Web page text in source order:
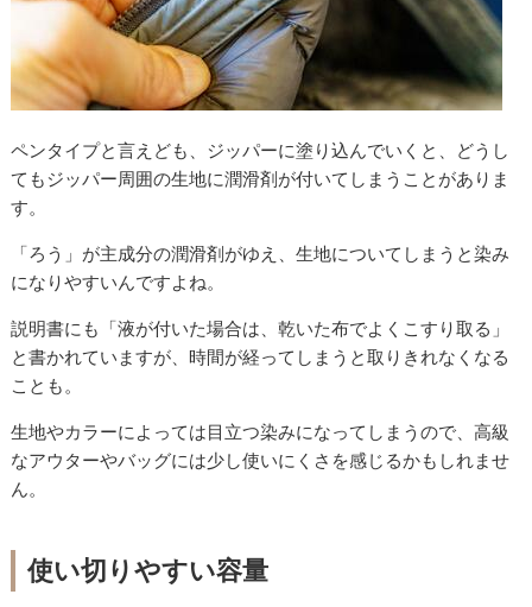
ペンタイプと言えども、ジッパーに塗り込んでいくと、どうし
てもジッパー周囲の生地に潤滑剤が付いてしまうことがありま
す。
「ろう」が主成分の潤滑剤がゆえ、生地についてしまうと染み
になりやすいんですよね。
説明書にも「液が付いた場合は、乾いた布でよくこすり取る」
と書かれていますが、時間が経ってしまうと取りきれなくなる
ことも。
生地やカラーによっては目立つ染みになってしまうので、高級
なアウターやバッグには少し使いにくさを感じるかもしれませ
ん。
使い切りやすい容量